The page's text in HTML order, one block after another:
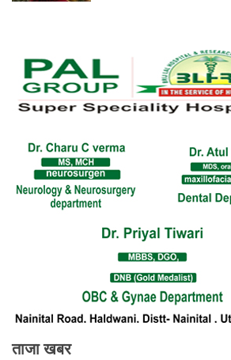
ताजा खबर